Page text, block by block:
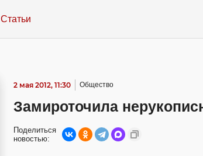
Статьи
2 мая 2012, 11:30 Общество
Замироточила
Поделиться
новостью: